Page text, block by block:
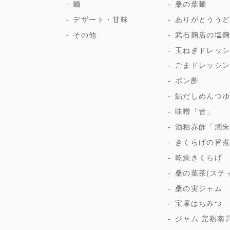
麺
デザート・甘味
その他
桑の葉麺
ありがとうう
武石麹店の塩麹
玉ねぎドレッ
ごまドレッシ
ポン酢
鮎だしめんつゆ
味噌「昔」
酒粕赤酢「潤朱
きくらげの旨煮
乾燥きくらげ
桑の葉茶(ステ
桑の実ジャム
宝塚はちみつ
ジャム 完熟南